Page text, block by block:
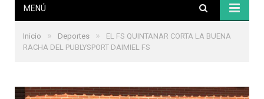
MENÚ
Inicio » Deportes »
EL FS QUINTANAR CORTA LA BUENA
RACHA DEL PUBLYSPORT DAIMIEL FS